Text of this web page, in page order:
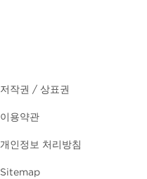
저작권 / 상표권
이용약관
개인정보 처리방침
Sitemap